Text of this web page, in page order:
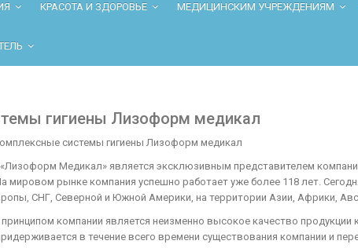
КРАСОТА И ЗДОРОВЬЕ МЕДИЦИНСКИМ УЧРЕЖДЕНИЯМ
гигиены Лизоформ медикал
системы гигиены Лизоформ медикал
Медикал» является эксклюзивным представителем
мировом рынке компания успешно работает уже более 118 лет.
СНГ, Северной и Южной Америки, на территории Азии, Африки,
компании является неизменно высокое качество продукции
в течение всего времени существования компании и